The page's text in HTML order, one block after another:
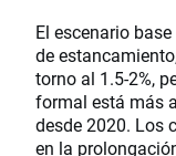
El escenario base
de
torno al 1.5-2%,
formal está más
desde 2020. Los
en la